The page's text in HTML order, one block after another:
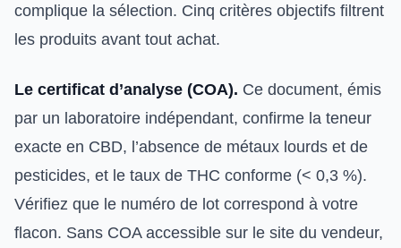
complique la sélection. Cinq critères objectifs filtrent
les produits avant tout achat.
Le certificat d’analyse (COA). Ce document, émis
par un laboratoire indépendant, confirme la teneur
exacte en CBD, l’absence de métaux lourds et de
pesticides, et le taux de THC conforme (< 0,3 %).
Vérifiez que le numéro de lot correspond à votre
flacon. Sans COA accessible sur le site du vendeur,